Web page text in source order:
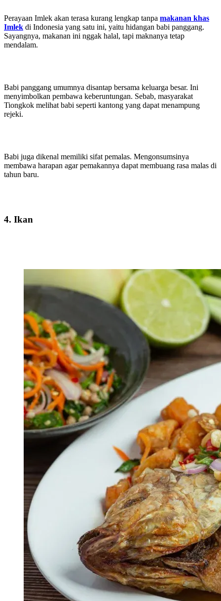
Perayaan Imlek akan terasa kurang lengkap tanpa makanan khas
Imlek di Indonesia yang satu ini, yaitu hidangan babi panggang.
Sayangnya, makanan ini nggak halal, tapi maknanya tetap
mendalam.
Babi panggang umumnya disantap bersama keluarga besar. Ini
menyimbolkan pembawa keberuntungan. Sebab, masyarakat
Tiongkok melihat babi seperti kantong yang dapat menampung
rejeki.
Babi juga dikenal memiliki sifat pemalas. Mengonsumsinya
membawa harapan agar pemakannya dapat membuang rasa malas di
tahun baru.
4. Ikan